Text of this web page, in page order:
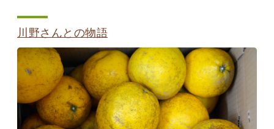
川野さんとの物語